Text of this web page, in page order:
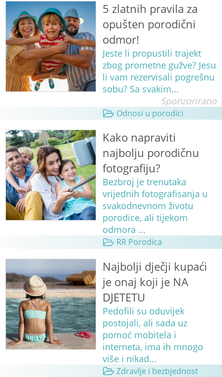
5 zlatnih pravila za
opušten porodični
odmor!
Jeste li propustili trajekt
zbog prometne gužve? Jesu
li vam rezervisali pogrešnu
sobu? Sa svakim...
Sponzorirano
Odnosi u porodici
Kako napraviti
najbolju porodičnu
fotografiju?
Bezbroj je trenutaka
vrijednih fotografisanja u
svakodnevnom životu
porodice, ali tijekom
odmora ...
RR Porodica
Najbolji dječji kupaći
je onaj koji je NA
DJETETU
Pedofili su oduvijek
postojali, ali sada uz
pomoć mobitela i
interneta, ima ih mnogo
više i nikad...
Zdravlje i bezbjednost